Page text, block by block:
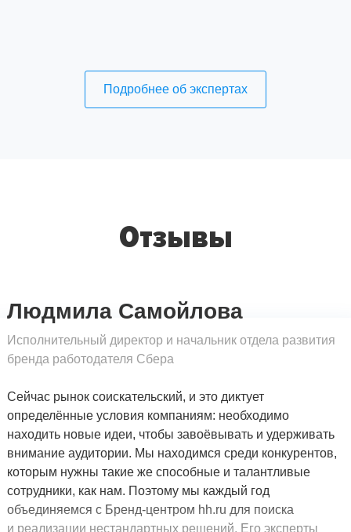
Подробнее об экспертах
Отзывы
Людмила Самойлова
Исполнительный директор и начальник отдела развития
бренда работодателя Сбера
Сейчас рынок соискательский, и это диктует
определённые условия компаниям: необходимо
находить новые идеи, чтобы завоёвывать и удерживать
внимание аудитории. Мы находимся среди конкурентов,
которым нужны такие же способные и талантливые
сотрудники, как нам. Поэтому мы каждый год
объединяемся с Бренд-центром hh.ru для поиска
и реализации нестандартных решений. Его эксперты